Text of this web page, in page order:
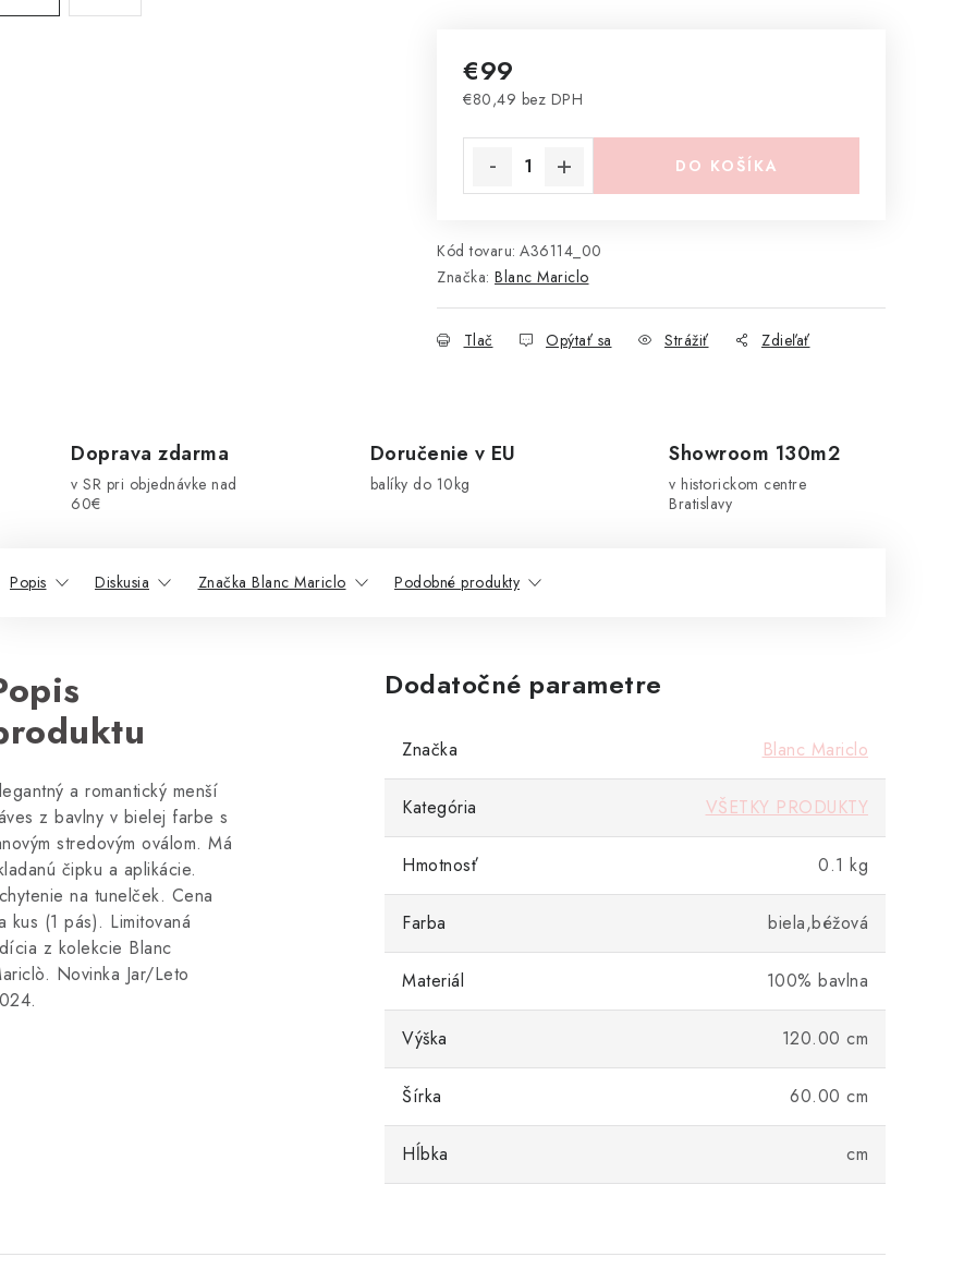
€99
€80,49 bez DPH
DO KOŠÍKA
Kód tovaru: A36114_00
Značka: Blanc Mariclo
Tlač Opýtať sa Strážiť Zdieľať
Doprava zdarma
v SR pri objednávke nad
60€
Doručenie v EU
balíky do 10kg
Showroom 130m2
v historickom centre
Bratislavy
Popis Diskusia Značka Blanc Mariclo Podobné produkty
a romantický menší
z bavlny v bielej farbe s
stredovým oválom. Má
čipku a aplikácie.
na tunelček. Cena
kus (1 pás). Limitovaná
z kolekcie Blanc
Novinka Jar/Leto
Dodatočné parametre
Značka Blanc Mariclo
Kategória VŠETKY PRODUKTY
Hmotnosť 0.1 kg
Farba biela,béžová
Materiál 100% bavlna
Výška 120.00 cm
Šírka 60.00 cm
Hĺbka cm